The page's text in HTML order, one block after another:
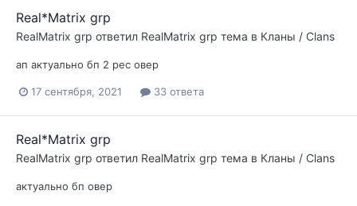
Real*Matrix grp
RealMatrix grp ответил RealMatrix grp тема в Кланы / Clans
ап актуально бп 2 рес овер
17 сентября, 2021 33 ответа
Real*Matrix grp
RealMatrix grp ответил RealMatrix grp тема в Кланы / Clans
актуально бп овер